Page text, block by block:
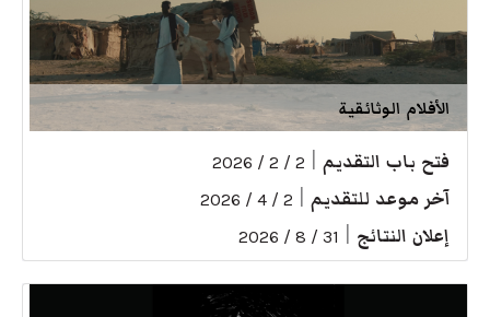
الأفلام الوثائقية
فتح باب التقديم 2 / 2 / 2026
آخر موعد للتقديم 2 / 4 / 2026
إعلان النتائج 31 / 8 / 2026